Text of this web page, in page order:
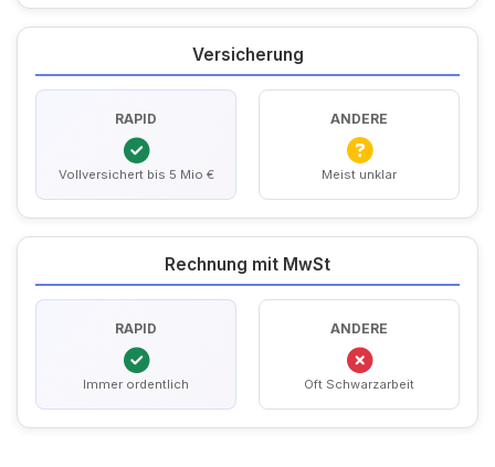
Versicherung
RAPID
Vollversichert bis 5 Mio €
ANDERE
Meist unklar
Rechnung mit MwSt
RAPID
Immer ordentlich
ANDERE
Oft Schwarzarbeit